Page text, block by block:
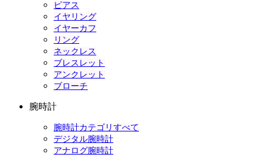
ピアス
イヤリング
イヤーカフ
リング
ネックレス
ブレスレット
アンクレット
ブローチ
腕時計
腕時計カテゴリすべて
デジタル腕時計
アナログ腕時計